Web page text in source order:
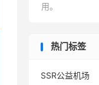
用。
热门标签
SSR公益机场